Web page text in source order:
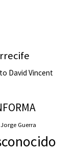
David Vincent
Jorge Guerra